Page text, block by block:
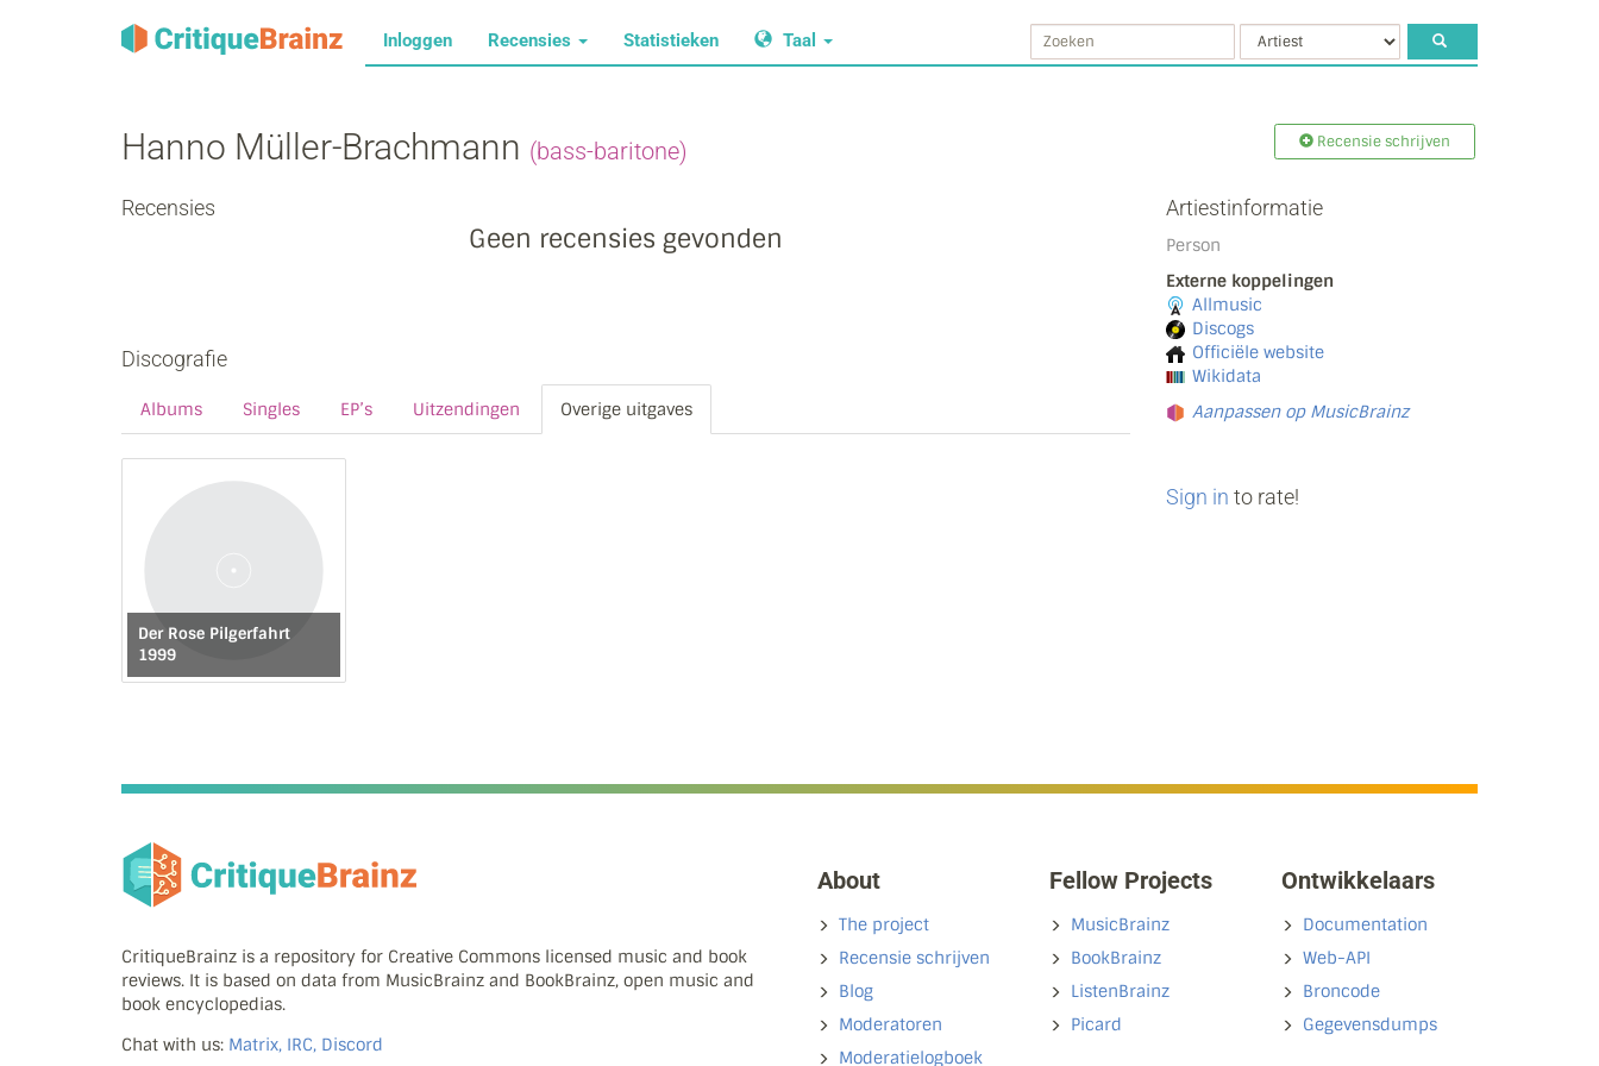
Inloggen Recensies Statistieken Taal
Hanno Müller‐Brachmann (bass-baritone) Recensie schrijven
Recensies
Geen recensies gevonden
Discografie
Albums Singles EP’s Uitzendingen Overige uitgaves
Der Rose Pilgerfahrt
1999
Artiestinformatie
Person
Externe koppelingen
Allmusic
Discogs
Officiële website
Wikidata
Aanpassen op MusicBrainz
Sign in to rate!
CritiqueBrainz is a repository for Creative Commons licensed music and book
reviews. It is based on data from MusicBrainz and BookBrainz, open music and
book encyclopedias.
Chat with us: Matrix, IRC, Discord
About
The project
Recensie schrijven
Blog
Moderatoren
Moderatielogboek
Fellow Projects
MusicBrainz
BookBrainz
ListenBrainz
Picard
Ontwikkelaars
Documentation
Web-API
Broncode
Gegevensdumps